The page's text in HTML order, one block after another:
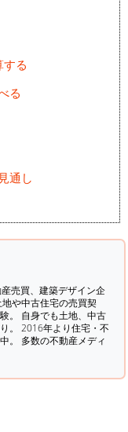
る
る
通し
売買、建築デザイン企
や中古住宅の売買契
。 自身でも土地、中古
。 2016年より住宅・不
。 多数の不動産メディ